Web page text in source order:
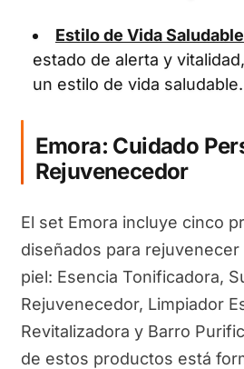
Estilo de Vida Saludable
estado de alerta y
un estilo de vida saludable.
Emora: Cuidado
Rejuvenecedor
El set Emora incluye cinco
diseñados para
piel: Esencia Tonificadora,
Rejuvenecedor, Limpiador
Revitalizadora y Barro
de estos productos está